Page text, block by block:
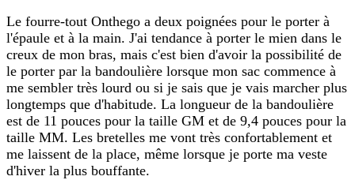
Le fourre-tout Onthego a deux poignées pour le porter à
l'épaule et à la main. J'ai tendance à porter le mien dans le
creux de mon bras, mais c'est bien d'avoir la possibilité de
le porter par la bandoulière lorsque mon sac commence à
me sembler très lourd ou si je sais que je vais marcher plus
longtemps que d'habitude. La longueur de la bandoulière
est de 11 pouces pour la taille GM et de 9,4 pouces pour la
taille MM. Les bretelles me vont très confortablement et
me laissent de la place, même lorsque je porte ma veste
d'hiver la plus bouffante.